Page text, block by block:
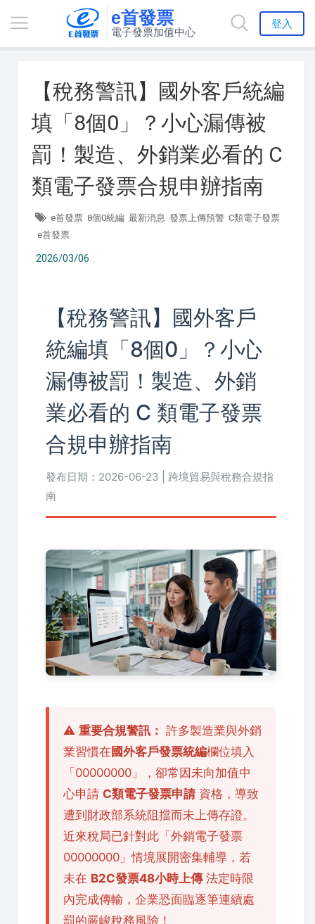
e首發票
電子發票加值中心
登入
【稅務警訊】國外客戶統編
填「8個0」？小心漏傳被
罰！製造、外銷業必看的 C
類電子發票合規申辦指南
e首發票 8個0統編 最新消息 發票上傳預警 C類電子發票
e首發票
2026/03/06
【稅務警訊】國外客戶
統編填「8個0」？小心
漏傳被罰！製造、外銷
業必看的 C 類電子發票
合規申辦指南
發布日期：2026-06-23 | 跨境貿易與稅務合規指
南
⚠️ 重要合規警訊： 許多製造業與外銷
業習慣在 國外客戶發票統編欄位填入
「00000000」，卻常因未向加值中
心申請 C類電子發票申請 資格，導致
遭到財政部系統阻擋而未上傳存證。
近來稅局已針對此「外銷電子發票
00000000」情境展開密集輔導，若
未在 B2C發票48小時上傳法定時限
內完成傳輸，企業恐面臨逐筆連續處
罰的嚴峻稅務風險！